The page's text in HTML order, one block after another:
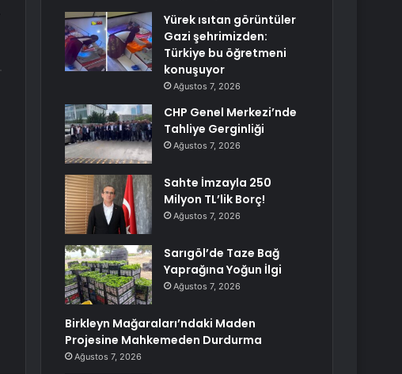
Yürek ısıtan görüntüler
Gazi şehrimizden:
Türkiye bu öğretmeni
konuşuyor
Ağustos 7, 2026
CHP Genel Merkezi’nde
Tahliye Gerginliği
Ağustos 7, 2026
Sahte İmzayla 250
Milyon TL’lik Borç!
Ağustos 7, 2026
Sarıgöl’de Taze Bağ
Yaprağına Yoğun İlgi
Ağustos 7, 2026
Birkleyn Mağaraları’ndaki Maden
Projesine Mahkemeden Durdurma
Ağustos 7, 2026